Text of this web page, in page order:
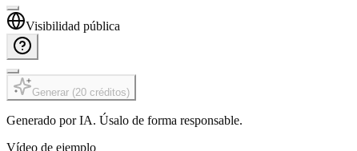
Visibilidad pública
Generar (20 créditos)
Generado por IA. Úsalo de forma responsable.
Vídeo de ejemplo